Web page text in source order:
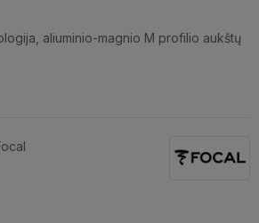
aliuminio-magnio M profilio aukštų